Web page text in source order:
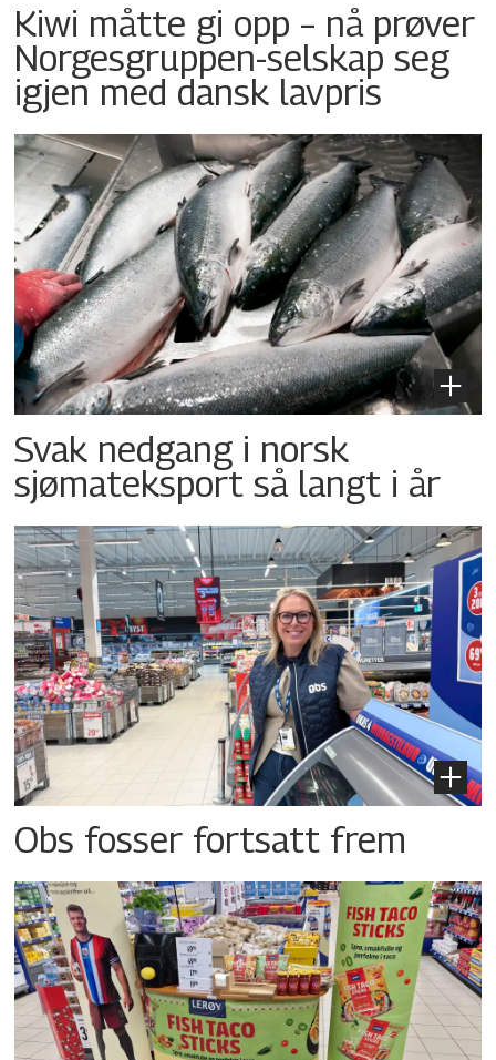
Kiwi måtte gi opp – nå prøver
Norgesgruppen-selskap seg
igjen med dansk lavpris
Svak nedgang i norsk
sjømateksport så langt i år
Obs fosser fortsatt frem